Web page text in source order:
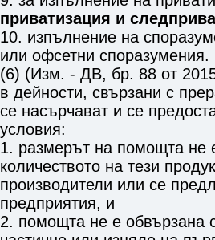
приватизация и
10. изпълнение на
или офсетни споразумения.
(6) (Изм. - ДВ, бр. 88 от
в дейности, свързани с
се насърчават и се
условия:
1. размерът на помощта не
количеството на тези
производители или се
предприятия, и
2. помощта не е обвързана